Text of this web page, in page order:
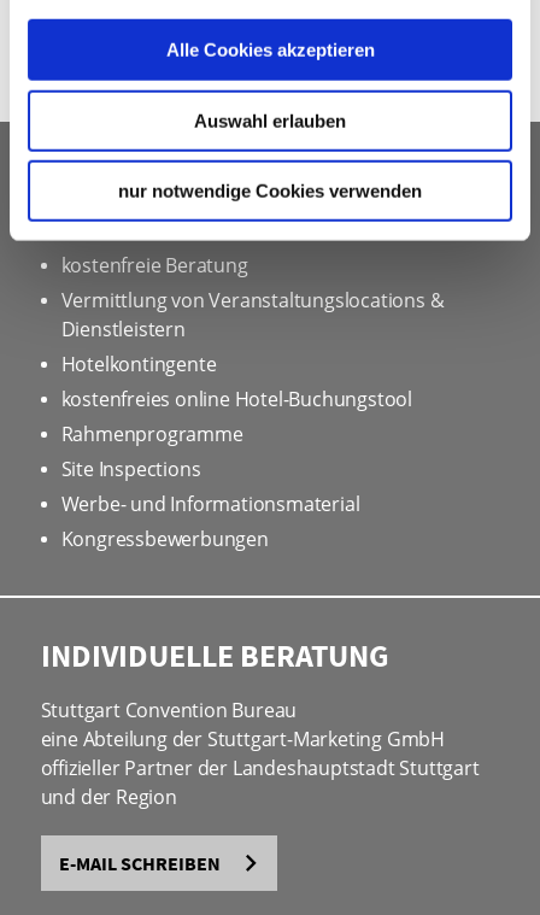
Alle Cookies akzeptieren
Auswahl erlauben
nur notwendige Cookies verwenden
UNSER SERVICE FÜR
VERANSTALTUNGSPLANER
kostenfreie Beratung
Vermittlung von Veranstaltungslocations &
Dienstleistern
Hotelkontingente
kostenfreies online Hotel-Buchungstool
Rahmenprogramme
Site Inspections
Werbe- und Informationsmaterial
Kongressbewerbungen
INDIVIDUELLE BERATUNG
Stuttgart Convention Bureau
eine Abteilung der Stuttgart-Marketing GmbH
offizieller Partner der Landeshauptstadt Stuttgart
und der Region
E-MAIL SCHREIBEN